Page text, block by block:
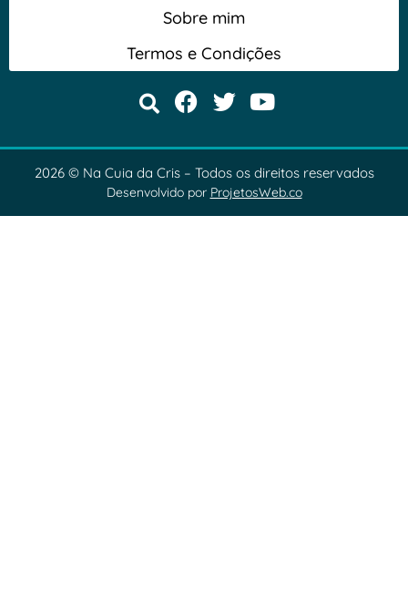
Sobre mim
Termos e Condições
2026 © Na Cuia da Cris – Todos os direitos reservados
Desenvolvido por ProjetosWeb.co